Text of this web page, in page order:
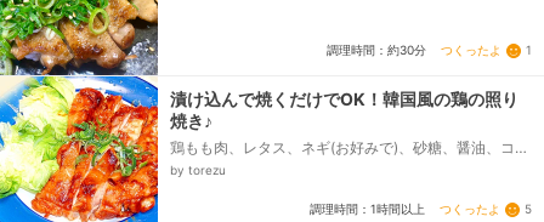
調理時間：約30分 つくったよ 1
漬け込んで焼くだけでOK！韓国風の鶏の照り
焼き♪
鶏もも肉、レタス、ネギ(お好みで)、砂糖、醤油、コチ
ュジャン、みりん、酒
by torezu
調理時間：1時間以上 つくったよ 5